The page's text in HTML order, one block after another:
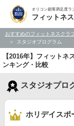
オリコン顧客満足度ラ
フィットネ
おすすめのフィットネスクラ
スタジオプログラム
【2016年】フィット
ンキング・比較
スタジオプロ
ホリデイスポ